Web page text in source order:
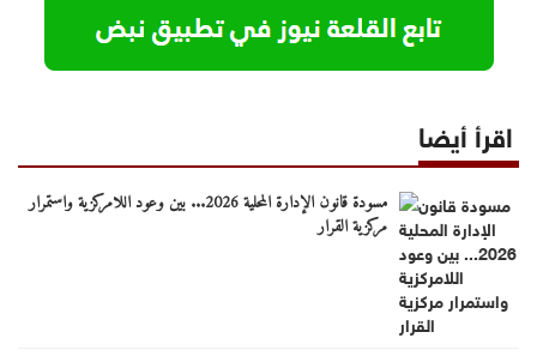
اقرأ أيضا
مسودة قانون الإدارة المحلية 2026... بين وعود اللامركزية واستمرار
مركزية القرار